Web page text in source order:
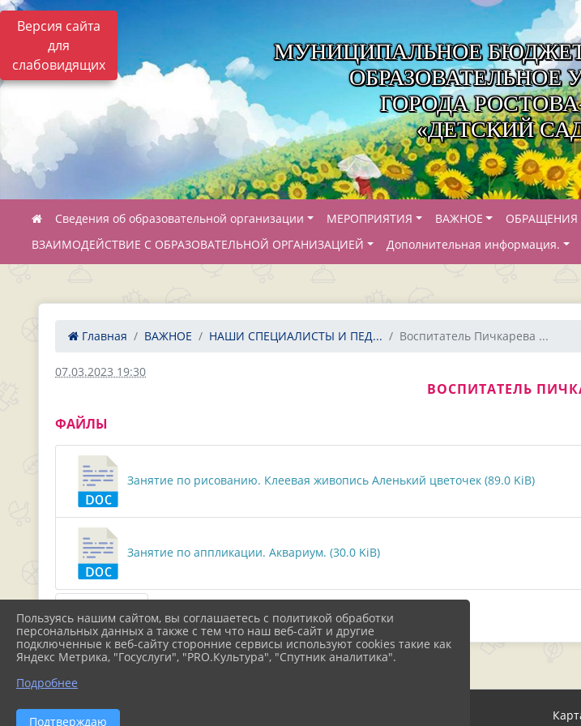
Версия сайта
для
слабовидящих
МУНИЦИПАЛЬНОЕ
ОБРАЗОВАТЕЛЬНОЕ
ГОРОДА
«ДЕТСКИЙ
Сведения об образовательной организации МЕРОПРИЯТИЯ ВАЖНОЕ
ОБРАЩЕНИЯ
ВЗАИМОДЕЙСТВИЕ С ОБРАЗОВАТЕЛЬНОЙ ОРГАНИЗАЦИЕЙ
Дополнительная информация.
Главная ВАЖНОЕ НАШИ СПЕЦИАЛИСТЫ И ПЕД... Воспитатель Пичкарева ...
07.03.2023 19:30
ВОСПИТАТЕЛЬ
ФАЙЛЫ
Занятие по рисованию. Клеевая живопись Аленький цветочек (89.0 KiB)
Занятие по аппликации. Аквариум. (30.0 KiB)
2026 г. 37ds-rostov.ru
Пользуясь нашим сайтом, вы соглашаетесь с политикой обработки
персональных данных а также с тем что наш веб-сайт и другие
подключенные к веб-сайту сторонние сервисы используют cookies такие как
Яндекс Метрика, "Госуслуги", "PRO.Культура", "Спутник аналитика".
Подробнее
Подтверждаю